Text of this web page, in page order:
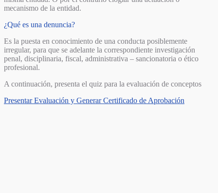
mecanismo de la entidad.
¿Qué es una denuncia?
Es la puesta en conocimiento de una conducta posiblemente
irregular, para que se adelante la correspondiente investigación
penal, disciplinaria, fiscal, administrativa – sancionatoria o ético
profesional.
A continuación, presenta el quiz para la evaluación de conceptos
Presentar Evaluación y Generar Certificado de Aprobación